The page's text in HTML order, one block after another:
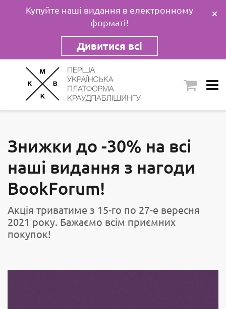
Купуйте наші видання в електронному
форматі!
Дивитися всі
×
Знижки до -30% на всі
наші видання з нагоди
BookForum!
Акція триватиме з 15-го по 27-е вересня
2021 року. Бажаємо всім приємних
покупок!